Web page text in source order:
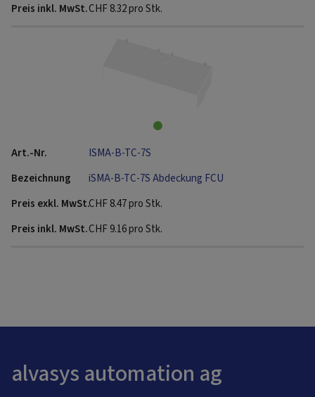
CHF8.32pro Stk.
ISMA-B-TC-7S
iSMA-B-TC-7S Abdeckung FCU
CHF8.47pro Stk.
CHF9.16pro Stk.
alvasys automation ag